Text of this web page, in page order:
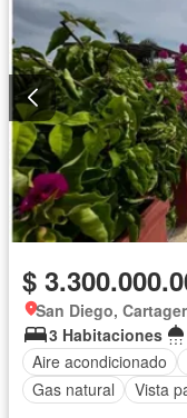
$
San Diego,
3 Habitaciones
Aire acondicionado
Gas natural
Vista